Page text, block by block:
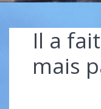
Il a
mais